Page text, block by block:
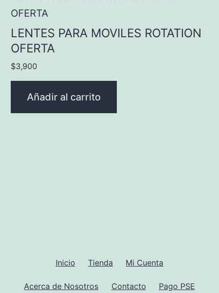
LENTES PARA MOVILES ROTATION
OFERTA
$3,900
Añadir al carrito
Inicio Tienda Mi Cuenta
Acerca de Nosotros Contacto Pago PSE